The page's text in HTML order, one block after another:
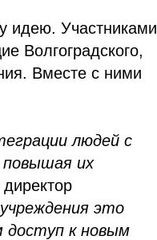
идею. Участниками
Волгоградского,
Вместе с ними
людей с
повышая их
директор
это
доступ к новым